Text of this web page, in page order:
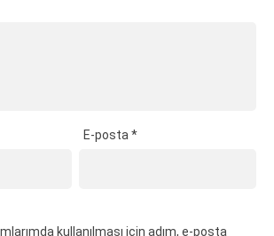
E-posta*
kullanılması için adım, e-posta